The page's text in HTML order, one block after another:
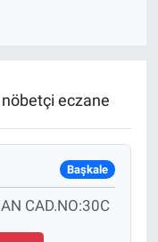
eczane
Başkale
CAD.NO:30C